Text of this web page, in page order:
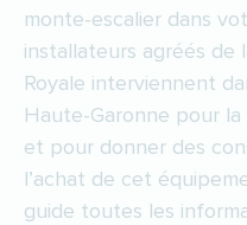
monte-escalier dans
installateurs agréés de
Royale interviennent
Haute-Garonne pour
et pour donner des
l’achat de cet
guide toutes les